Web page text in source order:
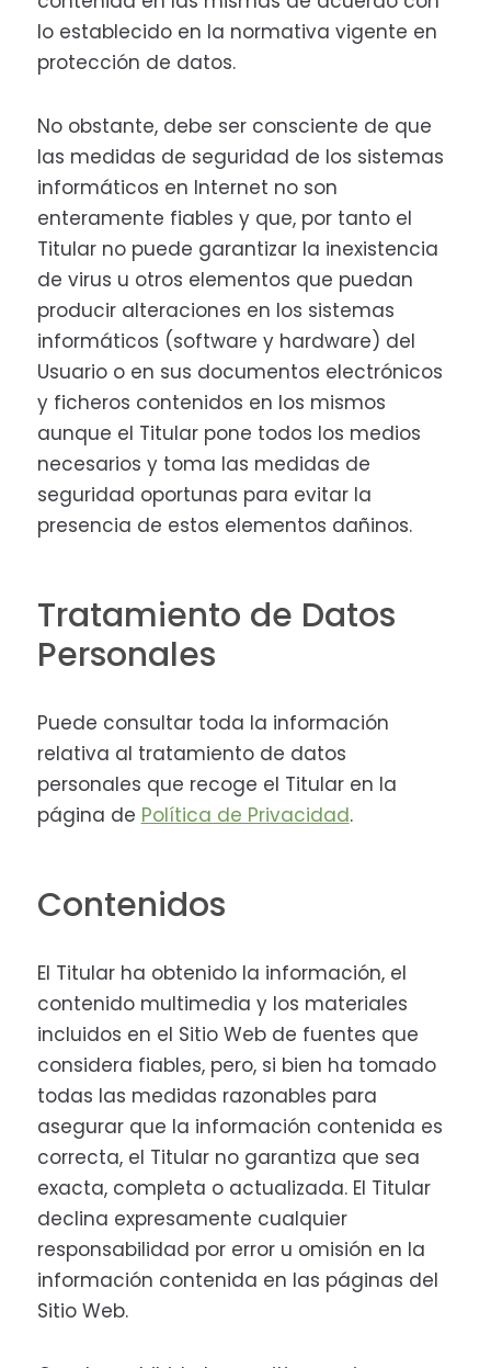
lo establecido en la normativa vigente en
protección de datos.
No obstante, debe ser consciente de que
las medidas de seguridad de los sistemas
informáticos en Internet no son
enteramente fiables y que, por tanto el
Titular no puede garantizar la inexistencia
de virus u otros elementos que puedan
producir alteraciones en los sistemas
informáticos (software y hardware) del
Usuario o en sus documentos electrónicos
y ficheros contenidos en los mismos
aunque el Titular pone todos los medios
necesarios y toma las medidas de
seguridad oportunas para evitar la
presencia de estos elementos dañinos.
Tratamiento de Datos
Personales
Puede consultar toda la información
relativa al tratamiento de datos
personales que recoge el Titular en la
página de Política de Privacidad.
Contenidos
El Titular ha obtenido la información, el
contenido multimedia y los materiales
incluidos en el Sitio Web de fuentes que
considera fiables, pero, si bien ha tomado
todas las medidas razonables para
asegurar que la información contenida es
correcta, el Titular no garantiza que sea
exacta, completa o actualizada. El Titular
declina expresamente cualquier
responsabilidad por error u omisión en la
información contenida en las páginas del
Sitio Web.